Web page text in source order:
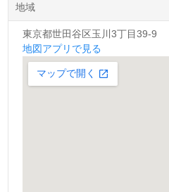
地域
東京都世田谷区玉川3丁目39-9
地図アプリで見る